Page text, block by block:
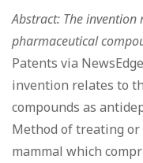
Abstract: The
pharmaceutical
Patents via
invention relates to
compounds as
Method of treating
mammal which